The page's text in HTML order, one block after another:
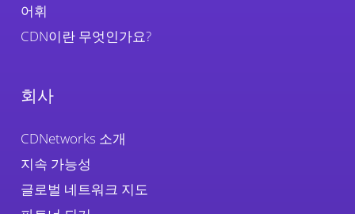
어휘
CDN이란 무엇인가요?
회사
CDNetworks 소개
지속 가능성
글로벌 네트워크 지도